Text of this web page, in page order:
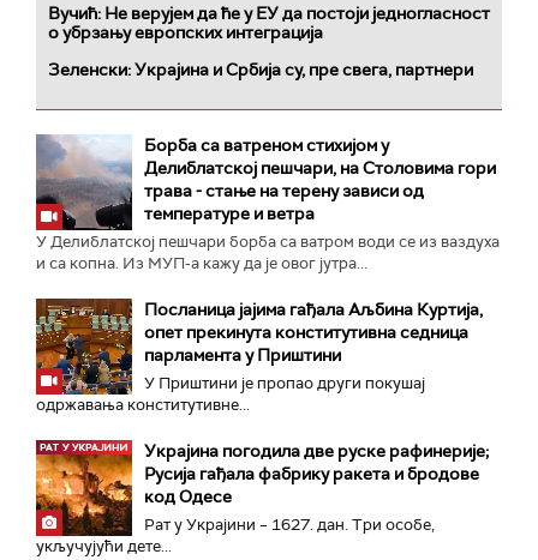
Вучић: Не верујем да ће у ЕУ да постоји једногласност
о убрзању европских интеграција
Зеленски: Украјина и Србија су, пре свега, партнери
Борба са ватреном стихијом у
Делиблатској пешчари, на Столовима гори
трава - стање на терену зависи од
температуре и ветра
У Делиблатској пешчари борба са ватром води се из ваздуха
и са копна. Из МУП-а кажу да је овог јутра...
Посланица јајима гађала Аљбина Куртија,
опет прекинута конститутивна седница
парламента у Приштини
У Приштини је пропао други покушај
одржавања конститутивне...
Украјина погодила две руске рафинерије;
Русија гађала фабрику ракета и бродове
код Одесе
Рат у Украјини – 1627. дан. Три особе,
укључујући дете...